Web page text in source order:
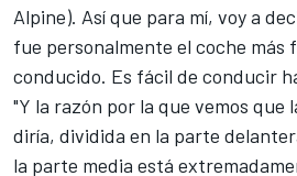
Alpine). Así que para mí, voy a
fue personalmente el coche más
conducido. Es fácil de conducir
"Y la razón por la que vemos que
diría, dividida en la parte
la parte media está